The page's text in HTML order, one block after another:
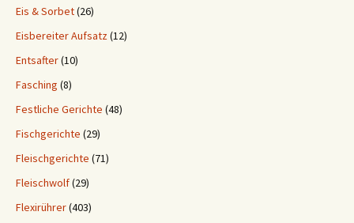
Eis & Sorbet(26)
Eisbereiter Aufsatz(12)
Entsafter(10)
Fasching (8)
Festliche Gerichte (48)
Fischgerichte (29)
Fleischgerichte (71)
Fleischwolf(29)
Flexirührer(403)